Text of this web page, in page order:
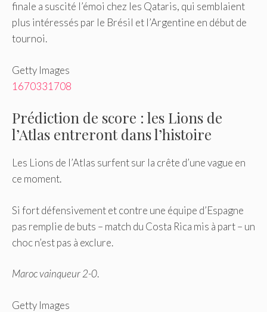
finale a suscité l’émoi chez les Qataris, qui semblaient
plus intéressés par le Brésil et l’Argentine en début de
tournoi.
Getty Images
1670331708
Prédiction de score : les Lions de
l’Atlas entreront dans l’histoire
Les Lions de l’Atlas surfent sur la crête d’une vague en
ce moment.
Si fort défensivement et contre une équipe d’Espagne
pas remplie de buts – match du Costa Rica mis à part – un
choc n’est pas à exclure.
Maroc vainqueur 2-0.
Getty Images